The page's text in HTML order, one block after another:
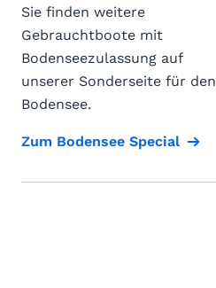
Sie finden weitere
Gebrauchtboote mit
Bodenseezulassung auf
unserer Sonderseite für den
Bodensee.
Zum Bodensee Special